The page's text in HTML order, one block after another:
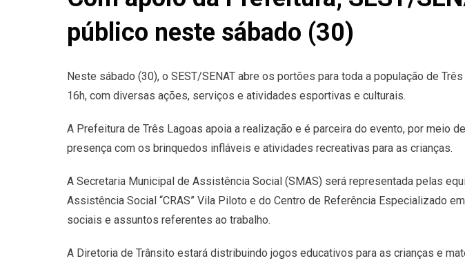
público neste sábado (30)
Neste sábado (30), o SEST/SENAT abre os portões para toda a população de
16h, com diversas ações, serviços e atividades esportivas e culturais.
A Prefeitura de Três Lagoas apoia a realização e é parceira do evento, por meio
presença com os brinquedos infláveis e atividades recreativas para as crianças.
A Secretaria Municipal de Assistência Social (SMAS) será representada pelas
Assistência Social “CRAS” Vila Piloto e do Centro de Referência Especializado
sociais e assuntos referentes ao trabalho.
A Diretoria de Trânsito estará distribuindo jogos educativos para as crianças e